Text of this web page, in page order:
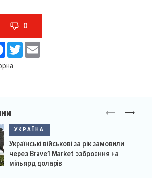
0
Facebook
Twitter
УКРАЇНА
Українські військові за рік замовили
через Brave1 Market озброєння на
мільярд доларів